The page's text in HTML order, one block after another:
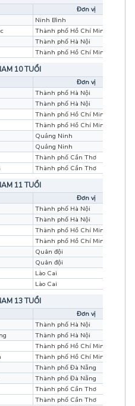
Đơn vị
Ninh Bình
Thành phố Hồ Chí Minh
Thành phố Hà Nội
Thành phố Hồ Chí Minh
10 TUỔI
Đơn vị
Thành phố Hà Nội
Thành phố Hà Nội
Thành phố Hồ Chí Minh
Thành phố Hồ Chí Minh
Quảng Ninh
Quảng Ninh
Thành phố Cần Thơ
Thành phố Cần Thơ
11 TUỔI
Đơn vị
Thành phố Hà Nội
Thành phố Hà Nội
Thành phố Hồ Chí Minh
Thành phố Hồ Chí Minh
Quân đội
Quân đội
Lào Cai
Lào Cai
13 TUỔI
Đơn vị
Thành phố Hà Nội
Thành phố Hà Nội
Thành phố Hồ Chí Minh
Thành phố Hồ Chí Minh
Thành phố Đà Nẵng
Thành phố Đà Nẵng
Thành phố Cần Thơ
Thành phố Cần Thơ